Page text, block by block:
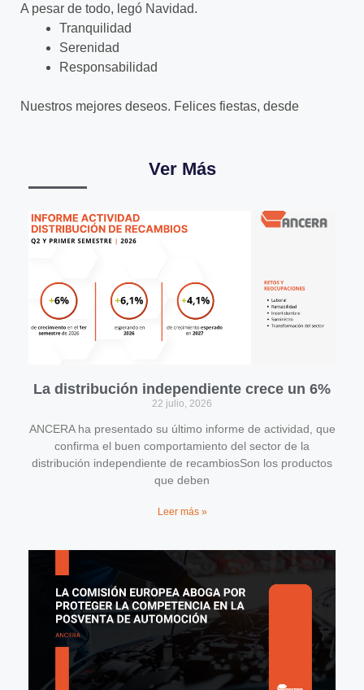
A pesar de todo, legó Navidad.
Tranquilidad
Serenidad
Responsabilidad
Nuestros mejores deseos. Felices fiestas, desde
Ver Más
La distribución independiente crece un 6%
22 julio, 2026
ANCERA ha presentado su último informe de actividad, que
confirma el buen comportamiento del sector de la
distribución independiente de recambiosSon los productos
que deben
Leer más »